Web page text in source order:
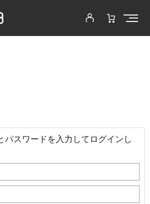
パスワードを入力してログインし